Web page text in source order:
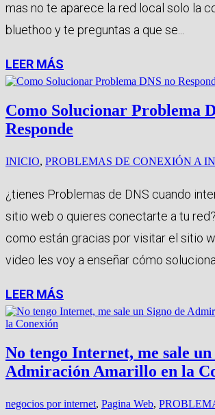
mas no te aparece la red local solo la
bluethoo y te preguntas a que se...
LEER MÁS
Como Solucionar Problema
Responde
INICIO, PROBLEMAS DE CONEXIÓN A
¿tienes Problemas de DNS cuando
sitio web o quieres conectarte a tu
como están gracias por visitar el sitio
video les voy a enseñar cómo
LEER MÁS
No tengo Internet, me sale un
Admiración Amarillo en la
negocios por internet, Pagina Web,